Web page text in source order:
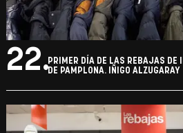
22.PRIMER DÍA DE LAS REBAJAS DE
DE PAMPLONA. IÑIGO ALZUGARAY